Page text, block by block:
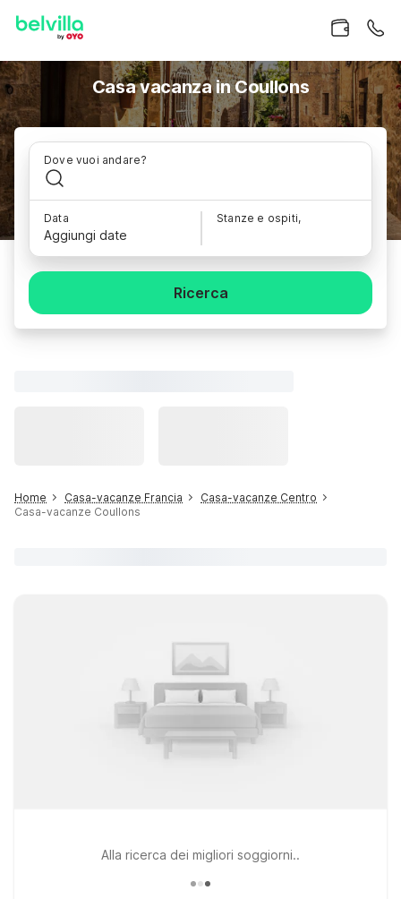
Casa vacanza in Coullons
Dove vuoi andare?
Data
Aggiungi date
Stanze e ospiti,
Ricerca
Home Casa-vacanze Francia
Casa-vacanze Centro
Casa-vacanze Coullons
Alla ricerca dei migliori soggiorni..